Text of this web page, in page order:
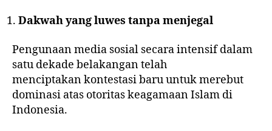
Dakwah yang luwes tanpa menjegal
Pengunaan media sosial secara intensif dalam
satu dekade belakangan telah
menciptakankontestasi baruuntuk merebut
dominasi atas otoritas keagamaan Islam di
Indonesia.